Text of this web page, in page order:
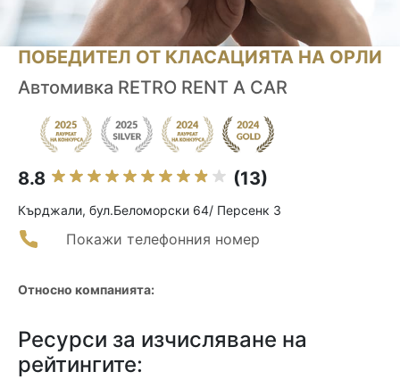
ПОБЕДИТЕЛ ОТ КЛАСАЦИЯТА НА ОРЛИ
Автомивка RETRO RENT A CAR
8.8 (13)
Кърджали, бул.Беломорски 64/ Персенк 3
Покажи телефонния номер
Относно компанията:
Ресурси за изчисляване на
рейтингите: